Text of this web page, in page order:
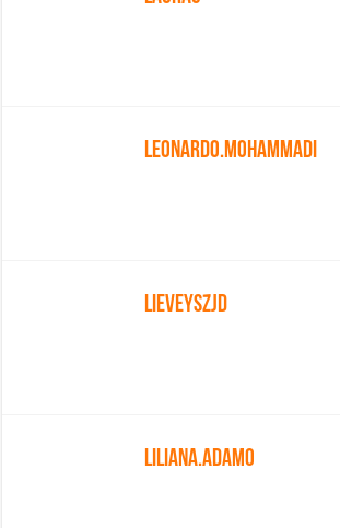
Leonardo.mohammadi
Lieveyszjd
Liliana.adamo